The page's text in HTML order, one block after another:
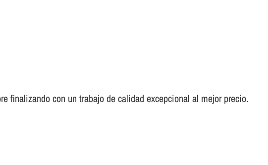
finalizando con un trabajo de calidad excepcional al mejor precio.